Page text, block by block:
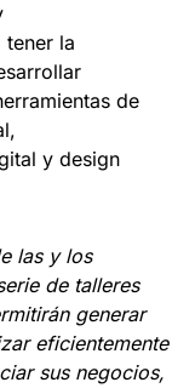
tener la
de
y design
las y los
de talleres
generar
eficientemente
sus negocios,